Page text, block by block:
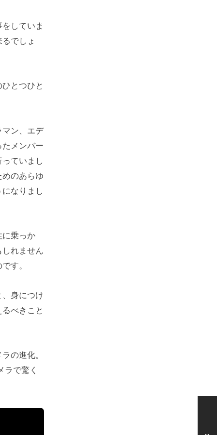
していま
でしょ
とつひと
マン、エデ
メンバー
ていまし
のあらゆ
なりまし
に乗っか
れません
す。
身につけ
べきこと
の進化。
ラで驚く